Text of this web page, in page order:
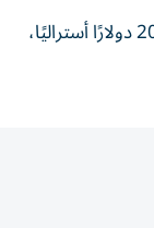
وبلغ سعر سهم الشركة عند آخر تداول له 20.56 دولارًا أستراليًا،